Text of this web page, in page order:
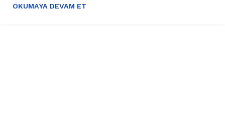
OKUMAYA DEVAM ET